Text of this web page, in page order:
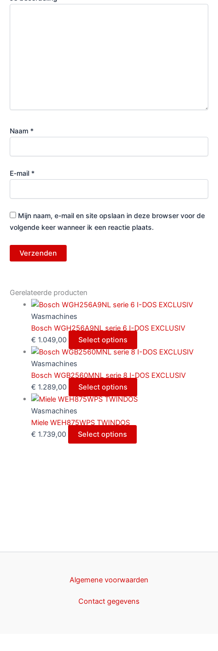
Naam *
E-mail *
Mijn naam, e-mail en site opslaan in deze browser voor de
volgende keer wanneer ik een reactie plaats.
Gerelateerde producten
Wasmachines
Bosch WGH256A9NL serie 6 I-DOS EXCLUSIV
€ 1.049,00 Select options
Wasmachines
Bosch WGB2560MNL serie 8 I-DOS EXCLUSIV
€ 1.289,00 Select options
Wasmachines
Miele WEH875WPS TWINDOS
€ 1.739,00 Select options
Algemene voorwaarden
Contact gegevens